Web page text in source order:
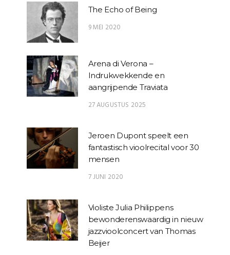
The Echo of Being
9 MEI 2020
Arena di Verona –
Indrukwekkende en
aangrijpende Traviata
27 AUGUSTUS 2025
Jeroen Dupont speelt een
fantastisch vioolrecital voor 30
mensen
7 JUNI 2020
Violiste Julia Philippens
bewonderenswaardig in nieuw
jazzvioolconcert van Thomas
Beijer